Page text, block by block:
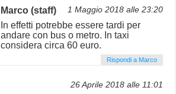
Marco (staff) 1 Maggio 2018 alle 23:20
In effetti potrebbe essere tardi per
andare con bus o metro. In taxi
considera circa 60 euro.
Rispondi a Marco
26 Aprile 2018 alle 11:01